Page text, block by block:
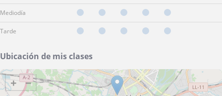
Mediodía
Tarde
Ubicación de mis clases
+ −